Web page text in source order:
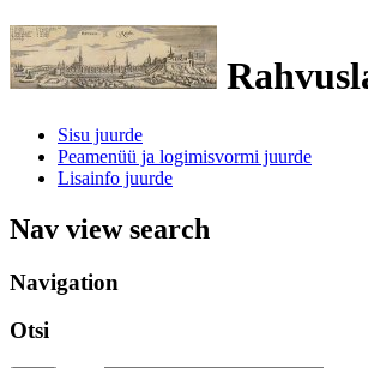
Sisu juurde
Peamenüü ja logimisvormi juurde
Lisainfo juurde
Nav view search
Navigation
Otsi